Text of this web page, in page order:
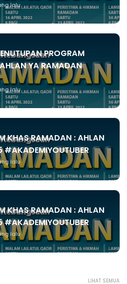
lalu
PROGRAM
YA RAMADAN
lalu
KHAS RAMADAN : AHLAN
lalu
KHAS RAMADAN : AHLAN
lalu
LIHAT SEMUA